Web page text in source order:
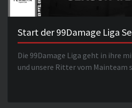
Start der 99Damage Liga
Die 99Damage Liga geht in ihre
und unsere Ritter vom Mainteam